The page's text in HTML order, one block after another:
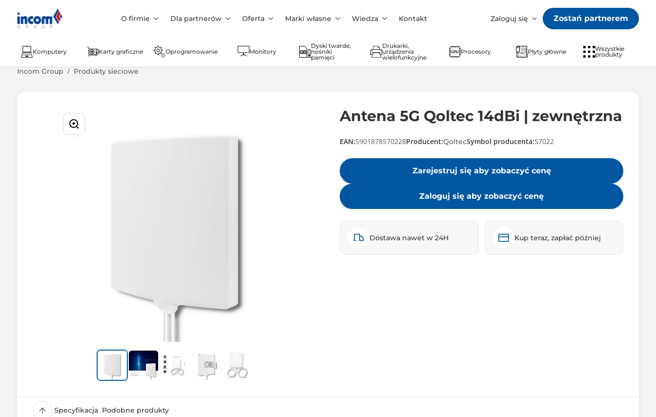
O firmie Dla partnerów Oferta Marki własne Wiedza Kontakt Zaloguj się Zostań partnerem
Komputery Karty graficzne Oprogramowanie Monitory
Dyski twarde,
nośniki
pamięci
Drukarki,
urządzenia
wielofunkcyjne
Procesory Płyty główne
Wszystkie
produkty
Incom Group Produkty sieciowe
Antena 5G Qoltec 14dBi | zewnętrzna
EAN:5901878570228Producent:QoltecSymbol producenta:57022
Zarejestruj się aby zobaczyć cenę
Zaloguj się aby zobaczyć cenę
Dostawa nawet w 24H Kup teraz, zapłać później
Specyfikacja Podobne produkty